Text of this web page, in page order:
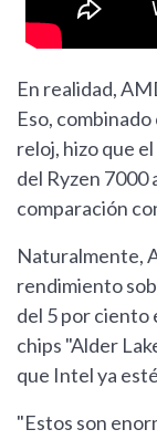
En realidad,
Eso,
reloj, hizo que
del Ryzen
comparación
Naturalmente,
rendimiento
del 5 por ciento
chips "Alder
que Intel ya
"Estos son